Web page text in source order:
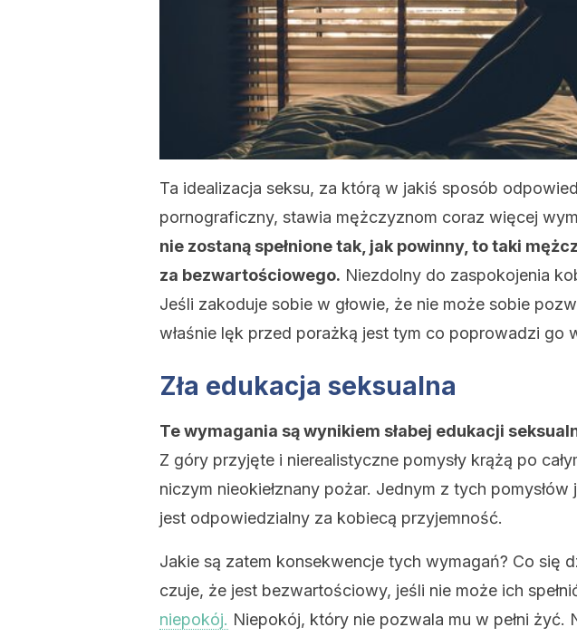
Ta idealizacja seksu, za którą w jakiś sposób
pornograficzny, stawia mężczyznom coraz więcej
nie zostaną spełnione tak, jak powinny, to taki
za bezwartościowego. Niezdolny do zaspokojenia
Jeśli zakoduje sobie w głowie, że nie może sobie
właśnie lęk przed porażką jest tym co poprowadzi go
Zła edukacja seksualna
Te wymagania są wynikiem słabej edukacji
Z góry przyjęte i nierealistyczne pomysły krążą po
niczym nieokiełznany pożar. Jednym z tych
jest odpowiedzialny za kobiecą przyjemność.
Jakie są zatem konsekwencje tych wymagań? Co się
czuje, że jest bezwartościowy, jeśli nie może ich
niepokój. Niepokój, który nie pozwala mu w pełni żyć.